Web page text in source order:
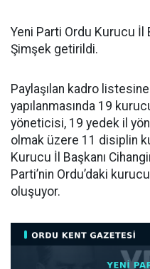
Yeni Parti Ordu Kurucu İl
Şimşek getirildi.
Paylaşılan kadro
yapılanmasında 19
yöneticisi, 19 yedek il
olmak üzere 11 disiplin
Kurucu İl Başkanı
Parti’nin Ordu’daki
oluşuyor.